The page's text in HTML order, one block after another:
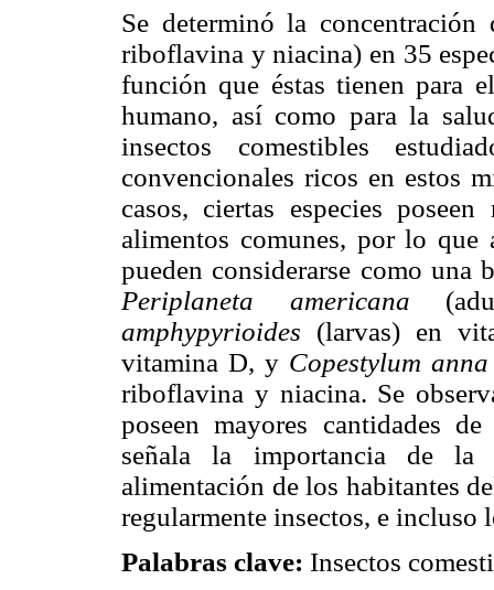
Se determinó la
riboflavina y niacina) en 35
función que éstas tienen para
humano, así como para la
insectos comestibles
convencionales ricos en estos
casos, ciertas especies
alimentos comunes, por lo que
pueden considerarse como una
Periplaneta americana
amphypyrioides (larvas) en
vitamina D, y Copestylum anna
riboflavina y niacina. Se
poseen mayores cantidades
señala la importancia de la
alimentación de los habitantes
regularmente insectos, e incluso
Palabras clave: Insectos